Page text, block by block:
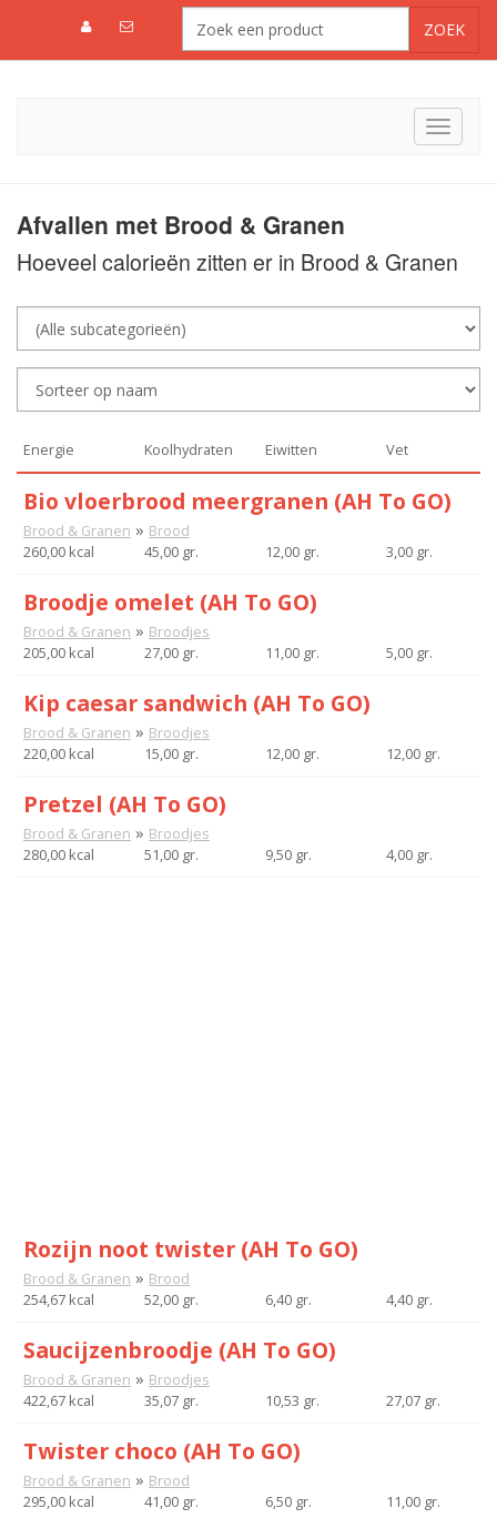
Toggle
Afvallen met Brood & Granen
Hoeveel calorieën zitten er in Brood & Granen
Energie Koolhydraten Eiwitten Vet
Bio vloerbrood meergranen (AH To GO)
Brood & Granen » Brood
260,00 kcal
45,00 gr. 12,00 gr. 3,00 gr.
Broodje omelet (AH To GO)
Brood & Granen » Broodjes
205,00 kcal
27,00 gr. 11,00 gr. 5,00 gr.
Kip caesar sandwich (AH To GO)
Brood & Granen » Broodjes
220,00 kcal
15,00 gr. 12,00 gr. 12,00 gr.
Pretzel (AH To GO)
Brood & Granen » Broodjes
280,00 kcal
51,00 gr. 9,50 gr. 4,00 gr.
Rozijn noot twister (AH To GO)
Brood & Granen » Brood
254,67 kcal
52,00 gr. 6,40 gr. 4,40 gr.
Saucijzenbroodje (AH To GO)
Brood & Granen » Broodjes
422,67 kcal
35,07 gr. 10,53 gr. 27,07 gr.
Twister choco (AH To GO)
Brood & Granen » Brood
295,00 kcal
41,00 gr. 6,50 gr. 11,00 gr.